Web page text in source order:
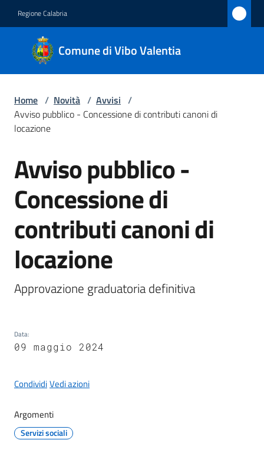
Regione Calabria
Comune di Vibo Valentia
Comune
di Vibo
Valentia
Amministrazione
Novità
Menu selezionato
Servizi
Vivere
Vibo
Valentia
l
b
p
e
t
o
Home / Novità / Avvisi /
Avviso pubblico - Concessione di contributi canoni di
locazione
Salta al contenuto
Avviso pubblico -
Concessione di
contributi canoni di
locazione
Approvazione graduatoria definitiva
Data:
09 maggio 2024
CondividiVedi azioni
Argomenti
Servizi sociali